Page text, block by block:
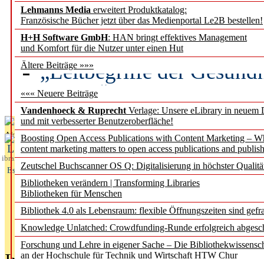
Lehmanns Media erweitert Produktkatalog:
Französische Bücher jetzt über das Medienportal Le2B bestellen!
H+H Software GmbH: HAN bringt effektives Management
und Komfort für die Nutzer unter einen Hut
Ältere Beiträge »»»
««« Neuere Beiträge
Vandenhoeck & Ruprecht Verlage: Unsere eLibrary in neuem
und mit verbesserter Benutzeroberfläche!
Boosting Open Access Publications with Content Marketing –
content marketing matters to open access publications and
Zeutschel Buchscanner OS Q: Digitalisierung in höchster
Bibliotheken verändern | Transforming Libraries
Bibliotheken für Menschen
Bibliothek 4.0 als Lebensraum: flexible Öffnungszeiten sind
Knowledge Unlatched: Crowdfunding-Runde erfolgreich
Forschung und Lehre in eigener Sache – Die
an der Hochschule für Technik und Wirtschaft HTW Chur
Künstliche Intelligenz
besser zu verstehen
„Leitbegriffe der
des BIÖG erscheinen
Aktuelles aus
L
ibrary
Essentials